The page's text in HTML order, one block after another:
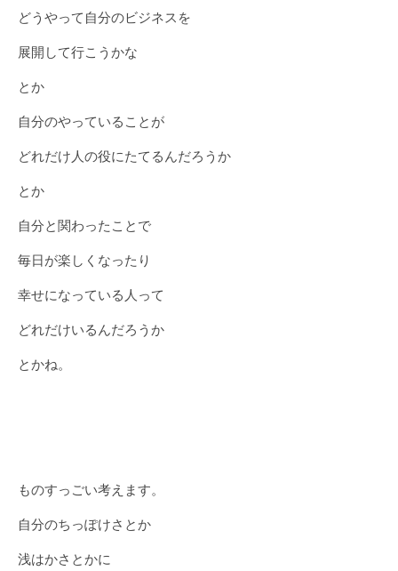
どうやって自分のビジネスを
展開して行こうかな
とか
自分のやっていることが
どれだけ人の役にたてるんだろうか
とか
自分と関わったことで
毎日が楽しくなったり
幸せになっている人って
どれだけいるんだろうか
とかね。
ものすっごい考えます。
自分のちっぽけさとか
浅はかさとかに